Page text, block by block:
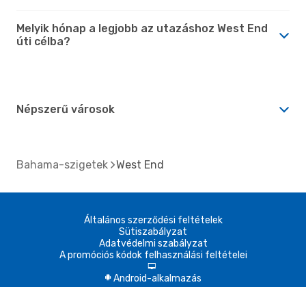
Melyik hónap a legjobb az utazáshoz West End
úti célba?
Népszerű városok
Bahama-szigetek West End
Általános szerződési feltételek
Sütiszabályzat
Adatvédelmi szabályzat
A promóciós kódok felhasználási feltételei
d
A Android-alkalmazás